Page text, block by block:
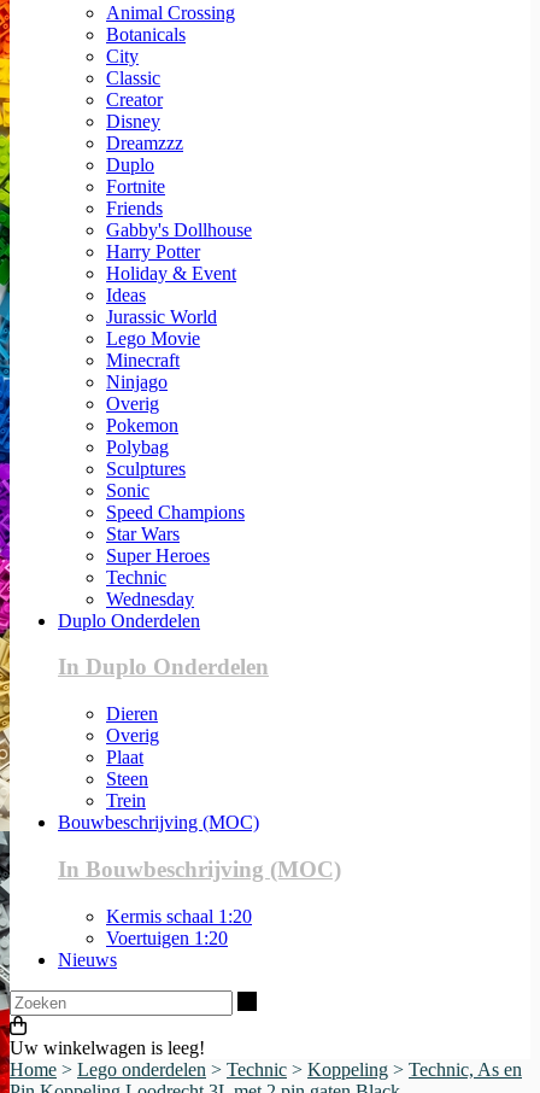
Animal Crossing
Botanicals
City
Classic
Creator
Disney
Dreamzzz
Duplo
Fortnite
Friends
Gabby's Dollhouse
Harry Potter
Holiday & Event
Ideas
Jurassic World
Lego Movie
Minecraft
Ninjago
Overig
Pokemon
Polybag
Sculptures
Sonic
Speed Champions
Star Wars
Super Heroes
Technic
Wednesday
Duplo Onderdelen
In Duplo Onderdelen
Dieren
Overig
Plaat
Steen
Trein
Bouwbeschrijving (MOC)
In Bouwbeschrijving (MOC)
Kermis schaal 1:20
Voertuigen 1:20
Nieuws
Uw winkelwagen is leeg!
Home > Lego onderdelen > Technic > Koppeling > Technic, As en